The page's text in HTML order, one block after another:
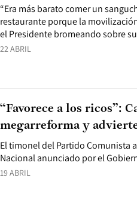
22 ABRIL
“Era más barato comer un
restaurante porque la
el Presidente bromeando sobre
19 ABRIL
El timonel del Partido Comunista
Nacional anunciado por el
“Favorece a los ricos”:
megarreforma y